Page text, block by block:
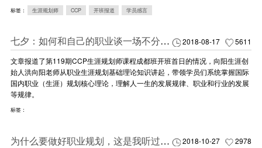
标签： 生涯规划师 CCP 开班报道 学员感言
2018-08-17 5611
七夕：如何和自己的职业谈一场不分手的“恋爱”？
文章报道了第119期CCP生涯规划师课程成都班开班首日的情况，向阳生涯创
始人洪向阳老师从职业生涯规划基础理论知识讲起，带领学员们系统掌握国际
国内职业（生涯）规划核心理论，理解人一生的发展规律、职业和行业的发展
等规律。
标签：
2018-10-27 2978
为什么要做好职业规划，这是我听过最好的回答